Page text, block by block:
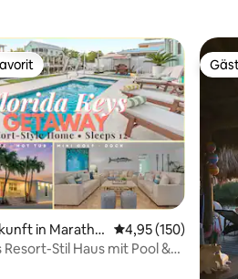
4,9 von 5, 10 Bewertungen
Favorit.
in Maratho
Durchschnittliche
4,95 (150)
Resort-Stil Haus mit Pool &